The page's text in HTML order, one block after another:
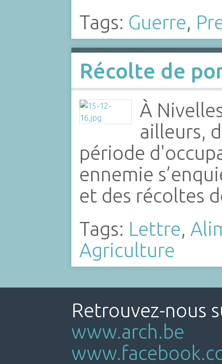
Tags: Guerre,
Récolte de
À
ailleurs,
période
ennemie
et des récoltes
Tags: Lettre,
Agriculture
Retrouvez-nous
www.arch.be